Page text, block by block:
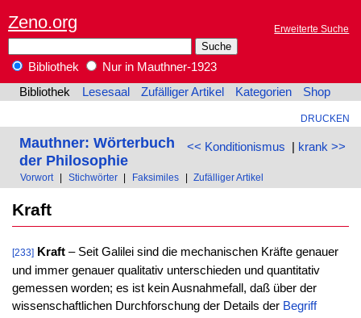
Zeno.org Erweiterte Suche
Bibliothek
Nur in Mauthner-1923
Bibliothek
Lesesaal Zufälliger Artikel Kategorien Shop
DRUCKEN
<< Konditionismus | krank >>
Mauthner: Wörterbuch
der Philosophie
Vorwort Stichwörter Faksimiles Zufälliger Artikel
Kraft
[233] Kraft– Seit Galilei sind die mechanischen Kräfte genauer
und immer genauer qualitativ unterschieden und quantitativ
gemessen worden; es ist kein Ausnahmefall, daß über der
wissenschaftlichen Durchforschung der Details der Begriff